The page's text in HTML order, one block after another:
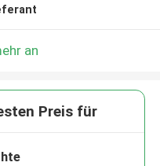
an
Preis für